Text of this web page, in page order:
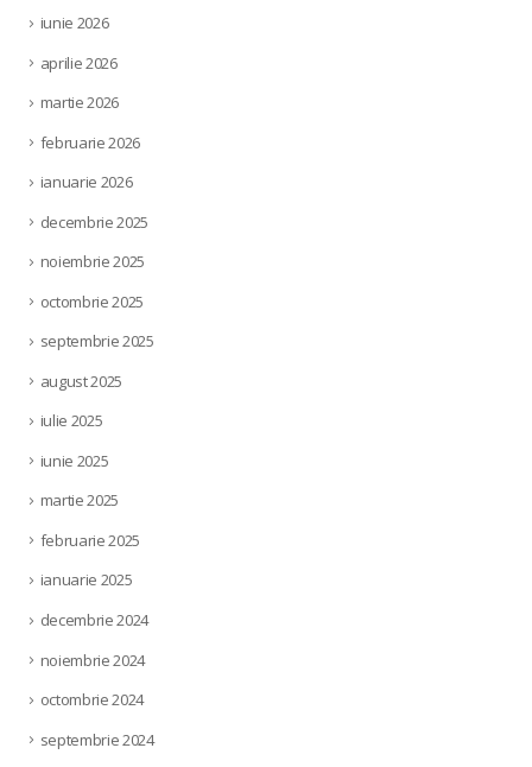
iunie 2026
aprilie 2026
martie 2026
februarie 2026
ianuarie 2026
decembrie 2025
noiembrie 2025
octombrie 2025
septembrie 2025
august 2025
iulie 2025
iunie 2025
martie 2025
februarie 2025
ianuarie 2025
decembrie 2024
noiembrie 2024
octombrie 2024
septembrie 2024